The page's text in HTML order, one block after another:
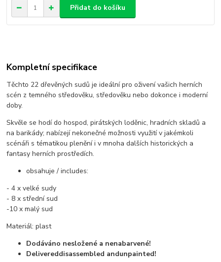
Přidat do košíku
Kompletní specifikace
Těchto 22 dřevěných sudů je ideální pro oživení vašich herních
scén z temného středověku, středověku nebo dokonce i moderní
doby.
Skvěle se hodí do hospod, pirátských loděnic, hradních skladů a
na barikády; nabízejí nekonečné možnosti využití v jakémkoli
scénáři s tématikou plenění i v mnoha dalších historických a
fantasy herních prostředích.
obsahuje / includes:
- 4 x velké sudy
- 8 x střední sud
-10 x malý sud
Materiál: plast
Dodáváno nesložené a nenabarvené!
Delivereddisassembled andunpainted!